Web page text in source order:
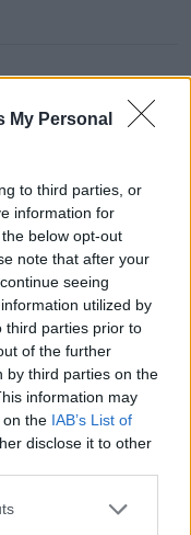
My Personal
to third parties, or
information for
below opt-out
note that after your
seeing
utilized by
third parties prior to
of the further
by third parties on the
information may
on the IAB’s List of
disclose it to other
meilleure bière
seulement une
la gamme
Cependant, au
plus frais a soufflé
innovations : des
plus
la brasserie.
Small Batch – le
cette série sont
insolites et des
et avec
à la main.
un espresso
de la série Small
douceur